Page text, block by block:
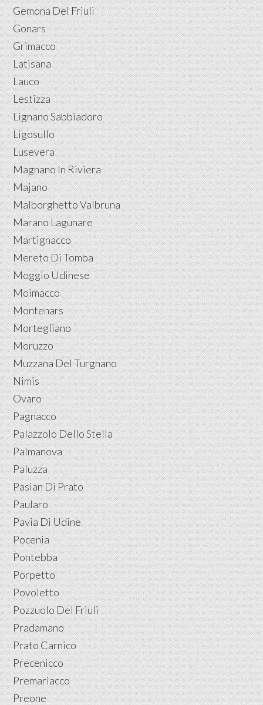
Gemona Del Friuli
Gonars
Grimacco
Latisana
Lauco
Lestizza
Lignano Sabbiadoro
Ligosullo
Lusevera
Magnano In Riviera
Majano
Malborghetto Valbruna
Marano Lagunare
Martignacco
Mereto Di Tomba
Moggio Udinese
Moimacco
Montenars
Mortegliano
Moruzzo
Muzzana Del Turgnano
Nimis
Ovaro
Pagnacco
Palazzolo Dello Stella
Palmanova
Paluzza
Pasian Di Prato
Paularo
Pavia Di Udine
Pocenia
Pontebba
Porpetto
Povoletto
Pozzuolo Del Friuli
Pradamano
Prato Carnico
Precenicco
Premariacco
Preone